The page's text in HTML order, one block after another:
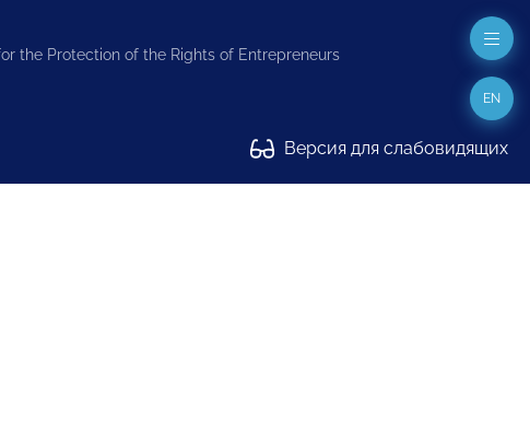
the Protection of the Rights of Entrepreneurs
Версия для слабовидящих
EN